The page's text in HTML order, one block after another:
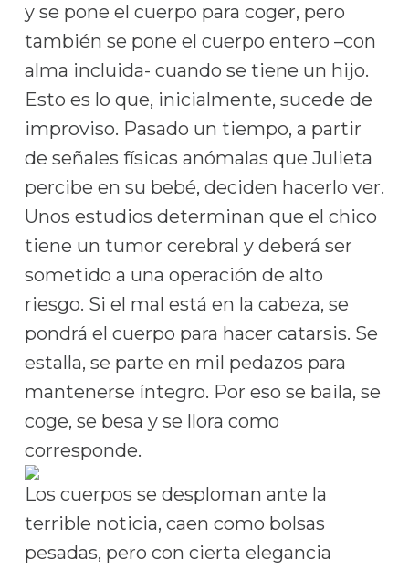
y se pone el cuerpo para coger, pero
también se pone el cuerpo entero –con
alma incluida- cuando se tiene un hijo.
Esto es lo que, inicialmente, sucede de
improviso. Pasado un tiempo, a partir
de señales físicas anómalas que Julieta
percibe en su bebé, deciden hacerlo ver.
Unos estudios determinan que el chico
tiene un tumor cerebral y deberá ser
sometido a una operación de alto
riesgo. Si el mal está en la cabeza, se
pondrá el cuerpo para hacer catarsis. Se
estalla, se parte en mil pedazos para
mantenerse íntegro. Por eso se baila, se
coge, se besa y se llora como
corresponde.
Los cuerpos se desploman ante la
terrible noticia, caen como bolsas
pesadas, pero con cierta elegancia